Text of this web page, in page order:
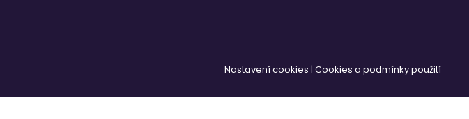
Nastavení cookies | Cookies a podmínky použití